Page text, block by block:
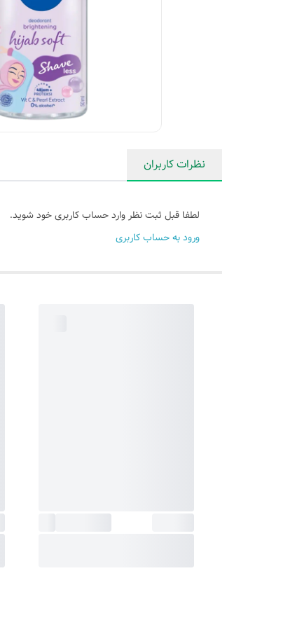
نظرات کاربران
لطفا قبل ثبت نظر وارد حساب کاربری خود شوید.
ورود به حساب کاربری